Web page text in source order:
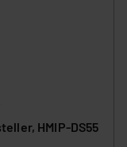
HMIP-DS55